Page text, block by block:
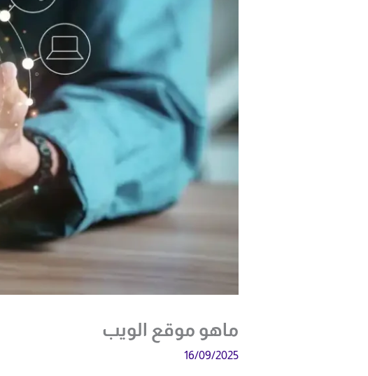
ماهو موقع الويب
16/09/2025